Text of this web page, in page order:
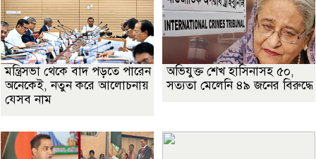
মন্ত্রিসভা থেকে বাদ পড়তে পারেন
অনেকেই, নতুন করে আলোচনায়
যেসব নাম
অভিযুক্ত শেখ হাসিনাসহ ৫০,
সত্যতা মেলেনি ৪৯ জনের বিরুদ্ধে